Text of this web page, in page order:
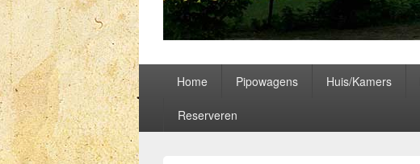
Labalade
menu
Home Pipowagens Huis/Kamers
Reserveren